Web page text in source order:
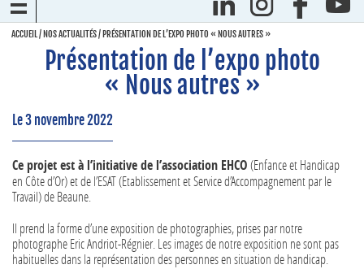
ACCUEIL/ NOS ACTUALITÉS/ PRÉSENTATION DE L’EXPO PHOTO « NOUS AUTRES »
Présentation de l’expo photo
« Nous autres »
Le 3 novembre 2022
Ce projet est à l’initiative de l’association EHCO(Enfance et Handicap
en Côte d’Or) et de l’ESAT (Etablissement et Service d’Accompagnement par le
Travail) de Beaune.
Il prend la forme d’une exposition de photographies, prises par notre
photographe Eric Andriot-Régnier. Les images de notre exposition ne sont pas
habituelles dans la représentation des personnes en situation de handicap.